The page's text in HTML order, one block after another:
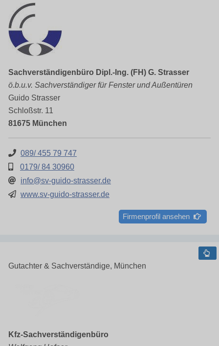
Sachverständigenbüro Dipl.-Ing. (FH) G. Strasser
ö.b.u.v. Sachverständiger für Fenster und Außentüren
Guido Strasser
Schloßstr. 11
81675 München
089/ 455 79 747
0179/ 84 30960
info@sv-guido-strasser.de
www.sv-guido-strasser.de
Firmenprofil ansehen
Gutachter & Sachverständige, München
Kfz-Sachverständigenbüro